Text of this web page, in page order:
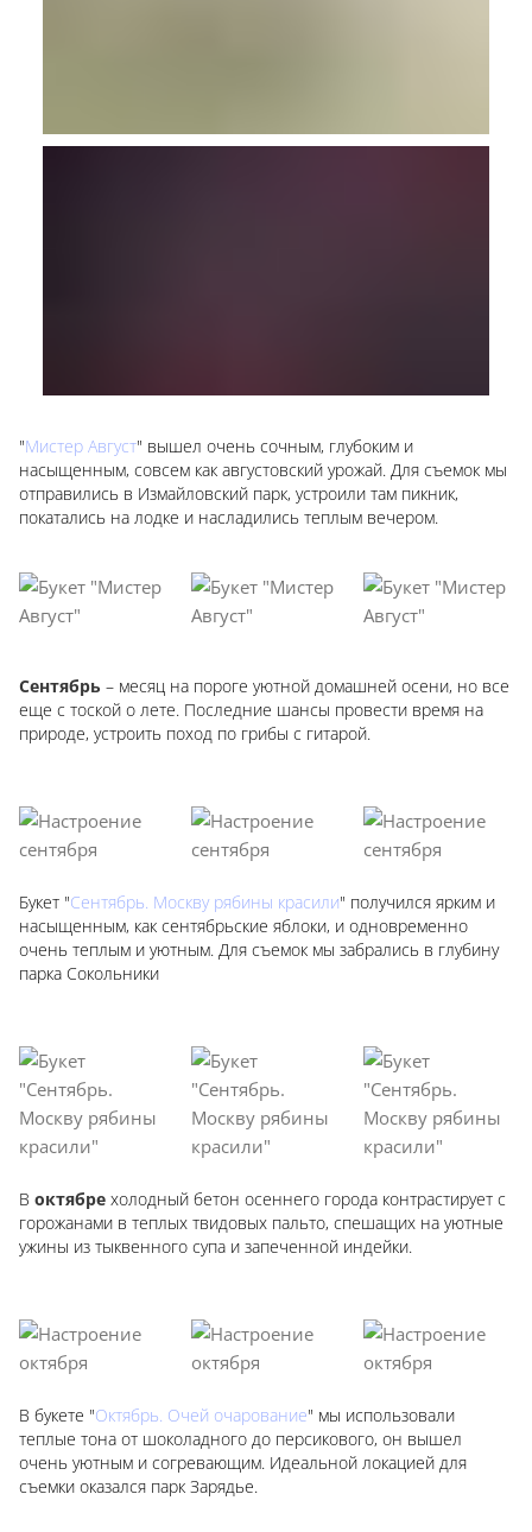
"Мистер Август" вышел очень сочным, глубоким и
насыщенным, совсем как августовский урожай. Для съемок мы
отправились в Измайловский парк, устроили там пикник,
покатались на лодке и насладились теплым вечером.
Сентябрь – месяц на пороге уютной домашней осени, но все
еще с тоской о лете. Последние шансы провести время на
природе, устроить поход по грибы с гитарой.
Букет "Сентябрь. Москву рябины красили" получился ярким и
насыщенным, как сентябрьские яблоки, и одновременно
очень теплым и уютным. Для съемок мы забрались в глубину
парка Сокольники
В октябре холодный бетон осеннего города контрастирует с
горожанами в теплых твидовых пальто, спешащих на уютные
ужины из тыквенного супа и запеченной индейки.
В букете "Октябрь. Очей очарование" мы использовали
теплые тона от шоколадного до персикового, он вышел
очень уютным и согревающим. Идеальной локацией для
съемки оказался парк Зарядье.